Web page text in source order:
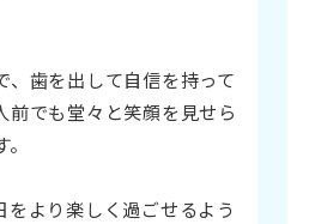
、歯を出して自信を持って
前でも堂々と笑顔を見せら
より楽しく過ごせるよう